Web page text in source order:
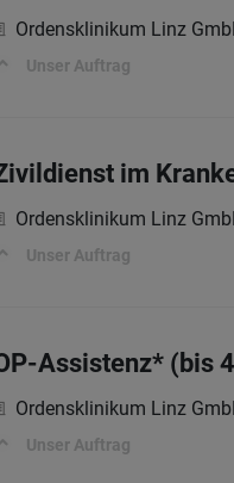
Ordensklinikum Linz
Unser Auftrag
im
Ordensklinikum Linz
Unser Auftrag
Assistenz* (bis
Ordensklinikum Linz
Unser Auftrag